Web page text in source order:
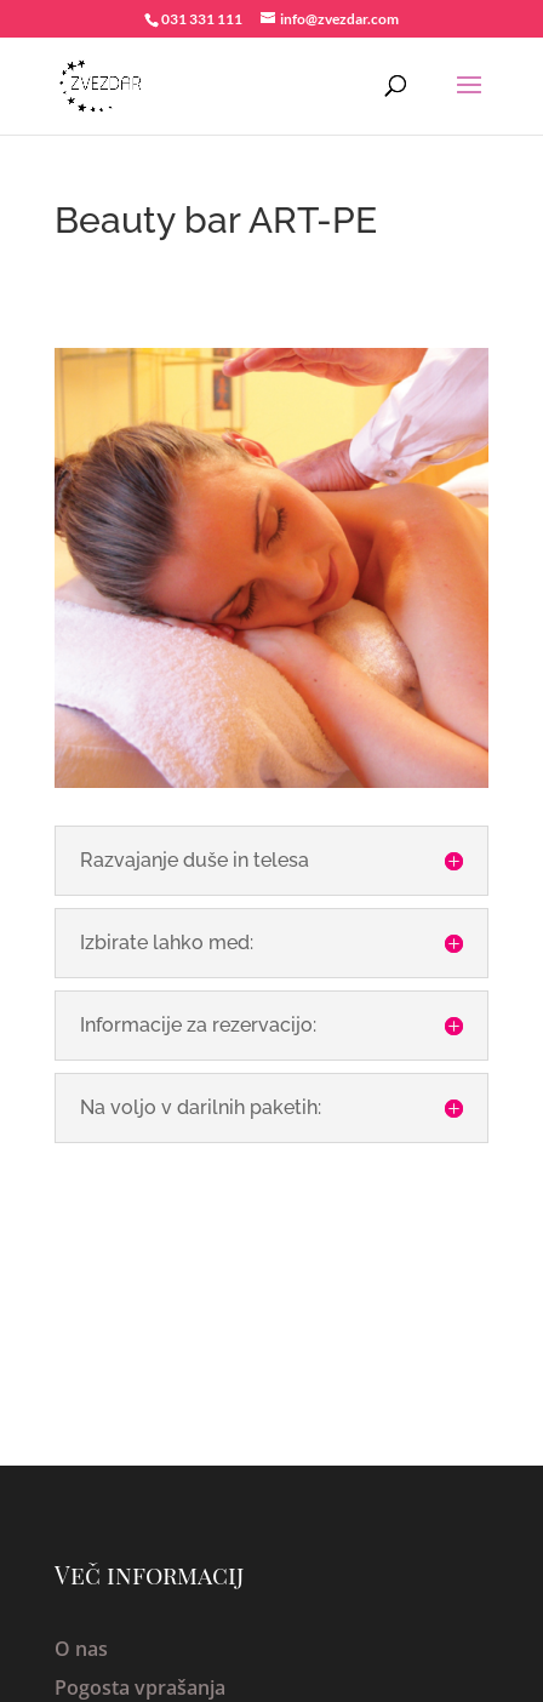
031 331 111 info@zvezdar.com
Beauty bar ART-PE
Razvajanje duše in telesa
Izbirate lahko med:
Informacije za rezervacijo:
Na voljo v darilnih paketih:
Več informacij
O nas
Pogosta vprašanja